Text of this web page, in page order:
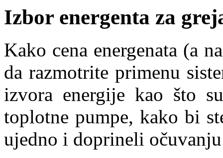
Izbor energenta za
Kako cena energenata (a
da razmotrite primenu
izvora energije kao što
toplotne pumpe, kako bi
ujedno i doprineli